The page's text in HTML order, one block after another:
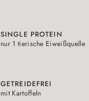
SINGLE PROTEIN
nur 1 tierische Eiweißquelle
GETREIDEFREI
mit Kartoffeln